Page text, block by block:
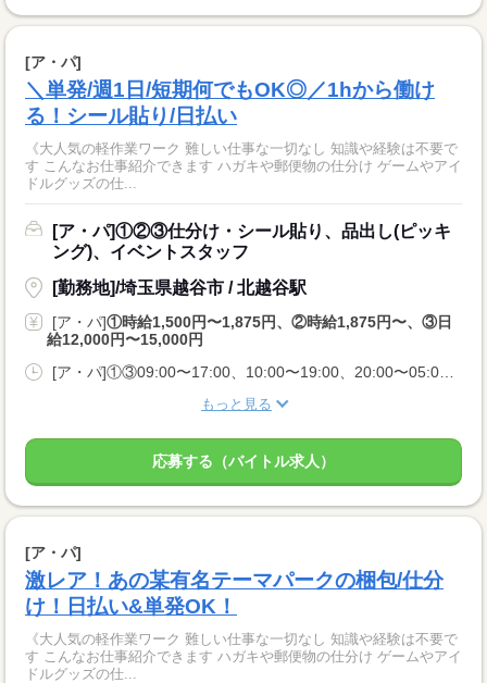
[ア・パ]
＼単発/週1日/短期何でもOK◎／1hから働け
る！シール貼り/日払い
《大人気の軽作業ワーク 難しい仕事な一切なし 知識や経験は不要で
す こんなお仕事紹介できます ハガキや郵便物の仕分け ゲームやアイ
ドルグッズの仕...
[ア・パ]①②③仕分け・シール貼り、品出し(ピッキ
ング)、イベントスタッフ
[勤務地]/埼玉県越谷市 / 北越谷駅
[ア・パ]①時給1,500円〜1,875円、②時給1,875円〜、③日
給12,000円〜15,000円
もっと見る
応募する（バイトル求人）
[ア・パ]
激レア！あの某有名テーマパークの梱包/仕分
け！日払い&単発OK！
《大人気の軽作業ワーク 難しい仕事な一切なし 知識や経験は不要で
す こんなお仕事紹介できます ハガキや郵便物の仕分け ゲームやアイ
ドルグッズの仕...